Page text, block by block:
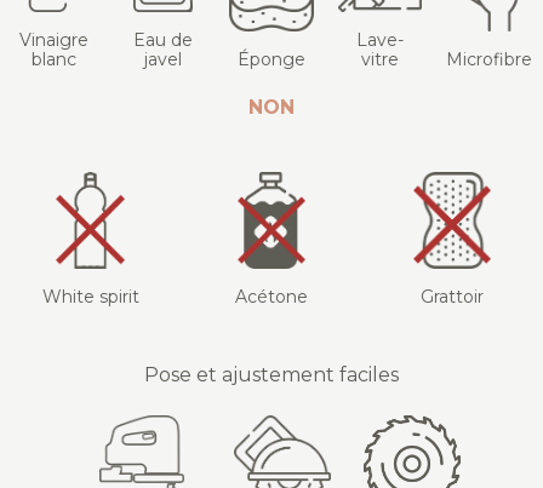
Vinaigre
blanc
Eau de
javel
Éponge
Lave-
vitre
Microfibre
NON
White spirit Acétone Grattoir
Pose et ajustement faciles